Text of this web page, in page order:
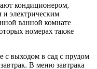
кондиционером,
электрическим
ванной комнате
номерах также
с выходом в сад с прудом
В меню завтрака